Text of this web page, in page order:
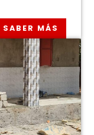
SABER MÁS